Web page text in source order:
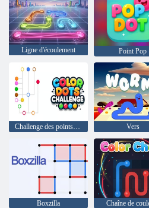
Ligne d'écoulement Point Pop
Challenge des points de couleur Vers
Boxzilla Chaîne de